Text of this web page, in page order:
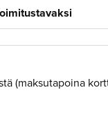
(maksutapoina